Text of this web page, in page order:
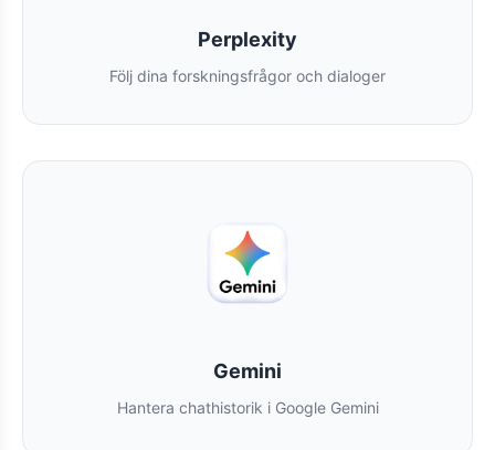
Perplexity
Följ dina forskningsfrågor och dialoger
Gemini
Hantera chathistorik i Google Gemini